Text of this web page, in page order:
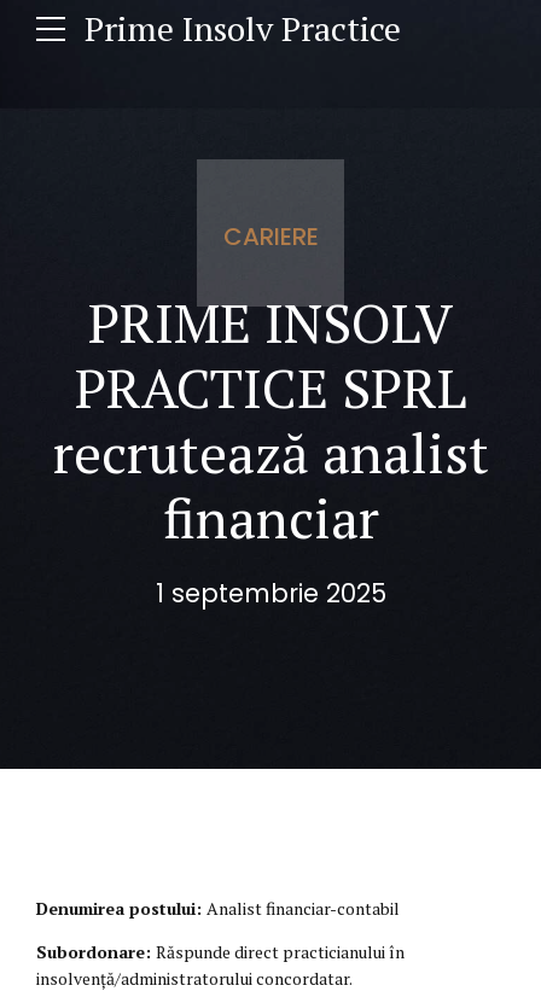
Prime Insolv Practice
CARIERE
PRIME INSOLV
PRACTICE SPRL
recrutează analist
financiar
1 septembrie 2025
Denumirea postului: Analist financiar-contabil
Subordonare: Răspunde direct practicianului în
insolvență/administratorului concordatar.